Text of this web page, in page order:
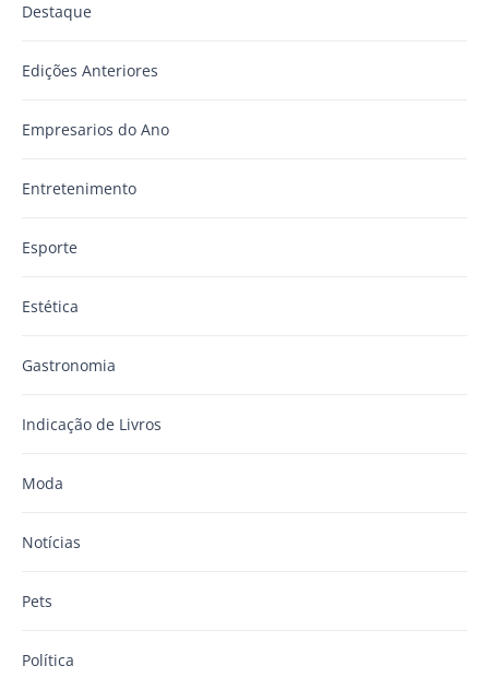
Destaque
Edições Anteriores
Empresarios do Ano
Entretenimento
Esporte
Estética
Gastronomia
Indicação de Livros
Moda
Notícias
Pets
Política